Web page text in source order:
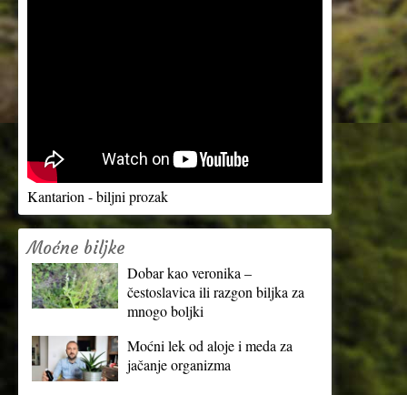
Kantarion - biljni prozak
Moćne biljke
Dobar kao veronika –
čestoslavica ili razgon biljka za
mnogo boljki
Moćni lek od aloje i meda za
jačanje organizma